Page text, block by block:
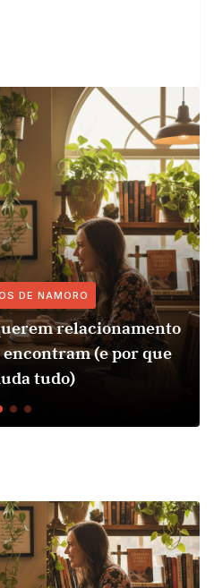
DE NAMORO
relacionamento
(e por que
tudo)